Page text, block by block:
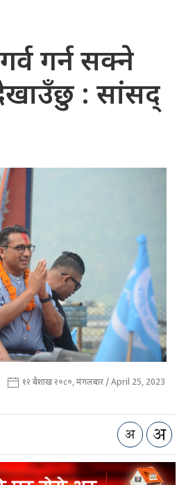
गर्न सक्ने
: सांसद्
१२ बैशाख २०८०, मंगलबार / April 25, 2023